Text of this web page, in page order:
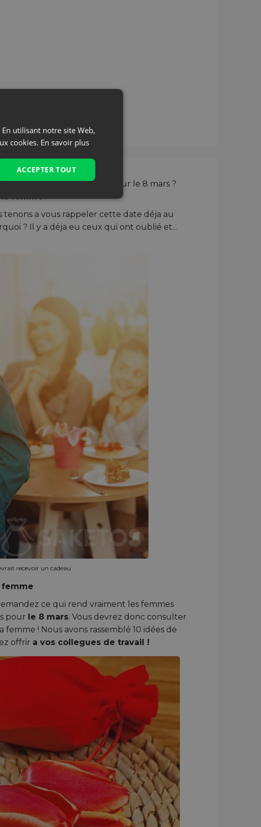
vos collegues de travail pour le 8 mars ?
femme!
tenons a vous rappeler cette date déja au
? Il y a déja eu ceux qui ont oublié et...
recevoir un cadeau
femme
ce qui rend vraiment les femmes
pour le 8 mars. Vous devrez donc consulter
! Nous avons rassemblé 10 idées de
offrir a vos collegues de travail !
utilisant notre site Web,
cookies. En savoir plus
ACCEPTER TOUT